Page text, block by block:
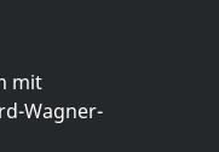
mit
Wagner-